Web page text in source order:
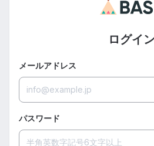
ログイン
メールアドレス
パスワード